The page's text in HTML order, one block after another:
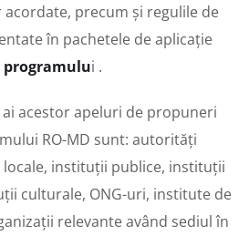
precum și regulile de
în pachetele de aplicație
programului .
acestor apeluri de propuneri
RO-MD sunt: autorități
instituții publice, instituții
culturale, ONG-uri, institute de
relevante având sediul în